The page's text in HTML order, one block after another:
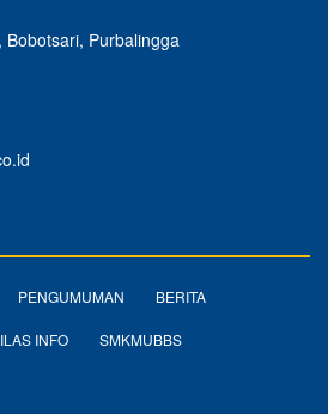
Purbalingga
PENGUMUMAN BERITA
INFO SMKMUBBS